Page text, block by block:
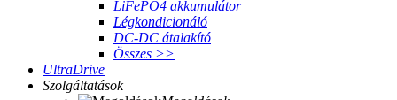
LiFePO4 akkumulátor
Légkondicionáló
DC-DC átalakító
Összes >>
UltraDrive
Szolgáltatások